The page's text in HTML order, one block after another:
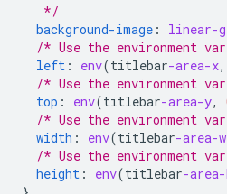
   */
background-image : linear-
/* Use the environment
left : env(titlebar-area-x,
/* Use the environment
top : env(titlebar-area-y,
/* Use the environment
width : env(titlebar-area-
/* Use the environment
height : env(titlebar-